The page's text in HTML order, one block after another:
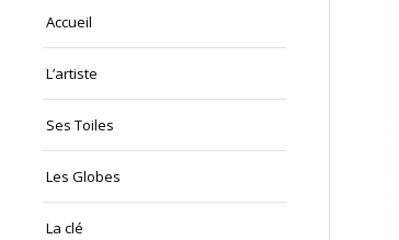
Accueil
L’artiste
Ses Toiles
Les Globes
La clé